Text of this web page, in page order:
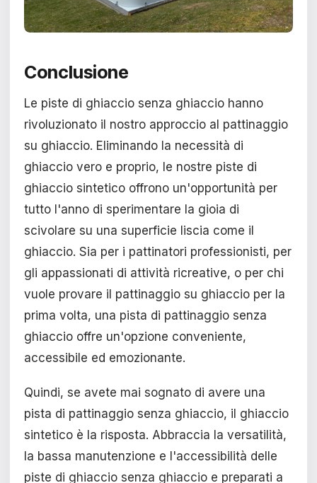
Conclusione
Le piste di ghiaccio senza ghiaccio hanno
rivoluzionato il nostro approccio al pattinaggio
su ghiaccio. Eliminando la necessità di
ghiaccio vero e proprio, le nostre piste di
ghiaccio sintetico offrono un'opportunità per
tutto l'anno di sperimentare la gioia di
scivolare su una superficie liscia come il
ghiaccio. Sia per i pattinatori professionisti, per
gli appassionati di attività ricreative, o per chi
vuole provare il pattinaggio su ghiaccio per la
prima volta, una pista di pattinaggio senza
ghiaccio offre un'opzione conveniente,
accessibile ed emozionante.
Quindi, se avete mai sognato di avere una
pista di pattinaggio senza ghiaccio, il ghiaccio
sintetico è la risposta. Abbraccia la versatilità,
la bassa manutenzione e l'accessibilità delle
piste di ghiaccio senza ghiaccio e preparati a